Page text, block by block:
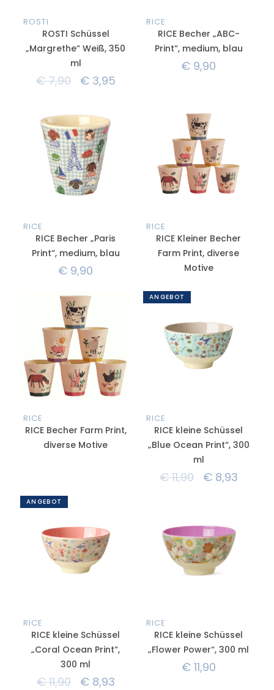
ROSTI
ROSTI Schüssel
„Margrethe“ Weiß, 350
ml
€7,90 €3,95
RICE
RICE Becher „ABC-
Print“, medium, blau
€ 9,90
RICE
RICE Becher „Paris
Print“, medium, blau
€ 9,90
RICE
RICE Kleiner Becher
Farm Print, diverse
Motive
RICE
RICE Becher Farm Print,
diverse Motive
ANGEBOT
RICE
RICE kleine Schüssel
„Blue Ocean Print“, 300
ml
€11,90 €8,93
ANGEBOT
RICE
RICE kleine Schüssel
„Coral Ocean Print“,
300 ml
€11,90 €8,93
RICE
RICE kleine Schüssel
„Flower Power“, 300 ml
€11,90